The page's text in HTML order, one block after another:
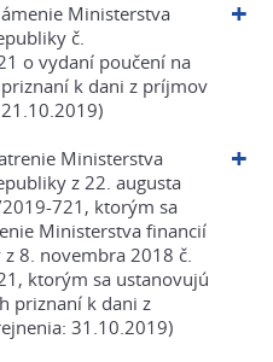
Ministerstva
č.
o vydaní poučení na
k dani z príjmov
Ministerstva
z 22. augusta
721, ktorým sa
Ministerstva financií
8. novembra 2018 č.
ktorým sa ustanovujú
priznaní k dani z
31.10.2019)